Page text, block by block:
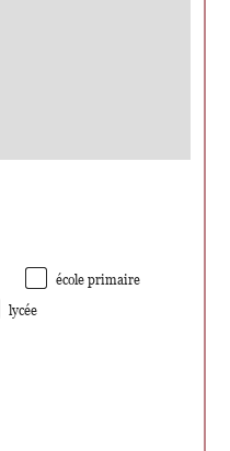
école primaire
lycée